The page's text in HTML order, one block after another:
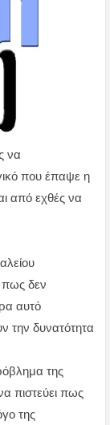
να
που έπαψε η
από εχθές να
πως δεν
αυτό
την δυνατότητα
της
πιστεύει πως
της